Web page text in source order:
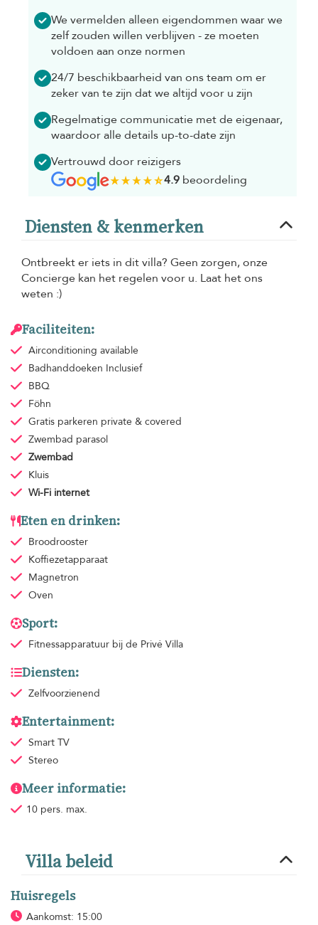
We vermelden alleen eigendommen waar we
zelf zouden willen verblijven - ze moeten
voldoen aan onze normen
24/7 beschikbaarheid van ons team om er
zeker van te zijn dat we altijd voor u zijn
Regelmatige communicatie met de eigenaar,
waardoor alle details up-to-date zijn
Vertrouwd door reizigers
4.9beoordeling
Diensten & kenmerken
Ontbreekt er iets in dit villa? Geen zorgen, onze
Concierge kan het regelen voor u. Laat het ons
weten :)
Faciliteiten:
Airconditioning available
Badhanddoeken Inclusief
BBQ
Föhn
Gratis parkeren private & covered
Zwembad parasol
Zwembad
Kluis
Wi-Fi internet
Eten en drinken:
Broodrooster
Koffiezetapparaat
Magnetron
Oven
Sport:
Fitnessapparatuur bij de Privé Villa
Diensten:
Zelfvoorzienend
Entertainment:
Smart TV
Stereo
Meer informatie:
10 pers. max.
Villa beleid
Huisregels
Aankomst: 15:00